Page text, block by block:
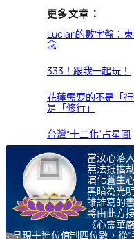
更多文章：
Lucian的數字盤：
念
333！跟我一起玩！
花蓮需要的不是「
是「修行」
台灣“十二化”占星圖
當汝心落
無法抵擋
演化蒼生
黑暗為光
誰誰寫的
將由此方
《心霊華
呈現十進位值制四位數，從